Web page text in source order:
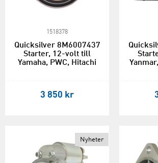
1518378
Quicksilver 8M6007437
Starter, 12-volt till
Yamaha, PWC, Hitachi
3 850 kr
Nyheter